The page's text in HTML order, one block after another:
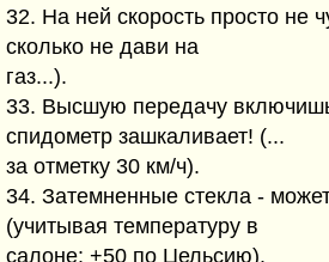
32. На ней скорость просто не
сколько не дави на
газ...).
33. Высшую передачу
спидометр зашкаливает! (...
за отметку 30 км/ч).
34. Затемненные стекла -
(учитывая температуру в
салоне: +50 по Цельсию).